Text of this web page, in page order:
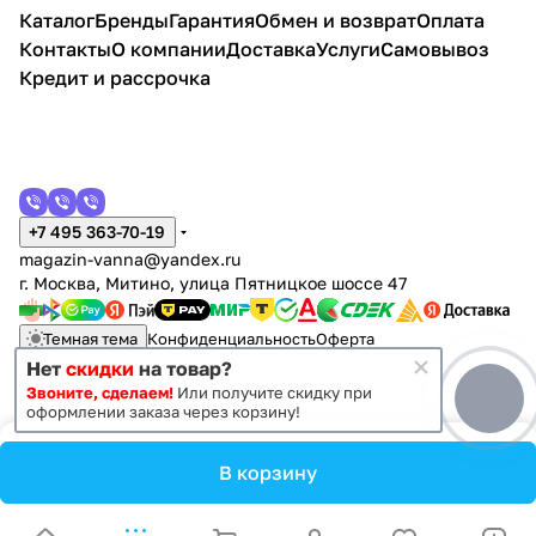
В корзину
КаталогБрендыГарантияОбмен и возвратОплата
КонтактыО компанииДоставкаУслугиСамовывоз
Кредит и рассрочка
+7 495 363-70-19
magazin-vanna@yandex.ru
г. Москва, Митино, улица Пятницкое шоссе 47
Темная тема КонфиденциальностьОферта
© 2011 - 2026 Vanna-vanna.ru
Нет скидки на товар?
Звоните, сделаем! Или получите скидку при
оформлении заказа через корзину!